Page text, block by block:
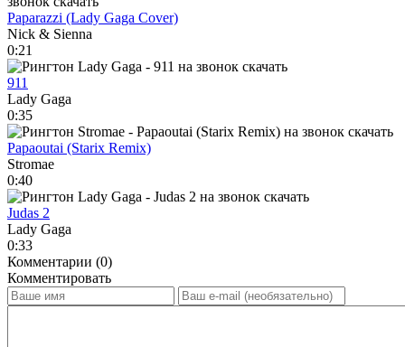
Paparazzi (Lady Gaga Cover)
Nick & Sienna
0:21
911
Lady Gaga
0:35
Papaoutai (Starix Remix)
Stromae
0:40
Judas 2
Lady Gaga
0:33
Комментарии (0)
Комментировать